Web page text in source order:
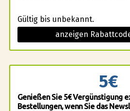
Gültig bis unbekannt.
anzeigen
5€
Genießen Sie 5€ Vergünstigung
Bestellungen, wenn Sie das